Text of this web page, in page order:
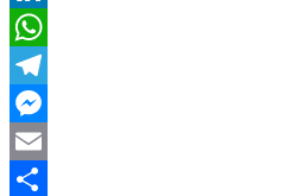
LinkedIn
WhatsApp
Telegram
Messenger
Email